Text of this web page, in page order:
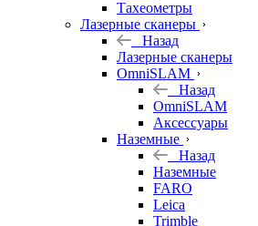
Тахеометры
Лазерные сканеры
Назад
Лазерные сканеры
OmniSLAM
Назад
OmniSLAM
Аксессуары
Наземные
Назад
Наземные
FARO
Leica
Trimble